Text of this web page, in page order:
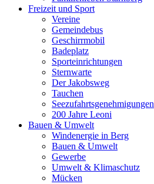
Freizeit und Sport
Vereine
Gemeindebus
Geschirrmobil
Badeplatz
Sporteinrichtungen
Sternwarte
Der Jakobsweg
Tauchen
Seezufahrtsgenehmigungen
200 Jahre Leoni
Bauen & Umwelt
Windenergie in Berg
Bauen & Umwelt
Gewerbe
Umwelt & Klimaschutz
Mücken